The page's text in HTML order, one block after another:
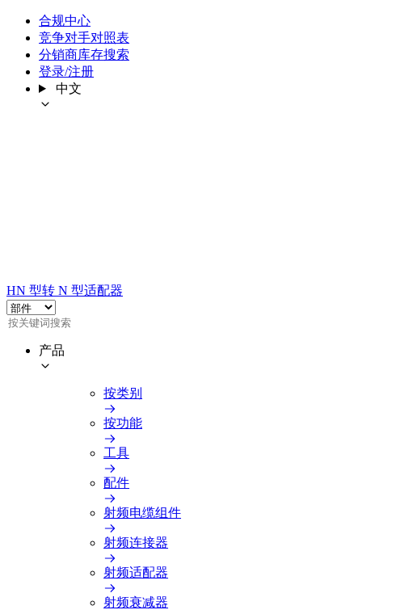
合规中心
竞争对手对照表
分销商库存搜索
登录/注册
中文
HN 型转 N 型适配器
产品
按类别
按功能
工具
配件
射频电缆组件
射频连接器
射频适配器
射频衰减器